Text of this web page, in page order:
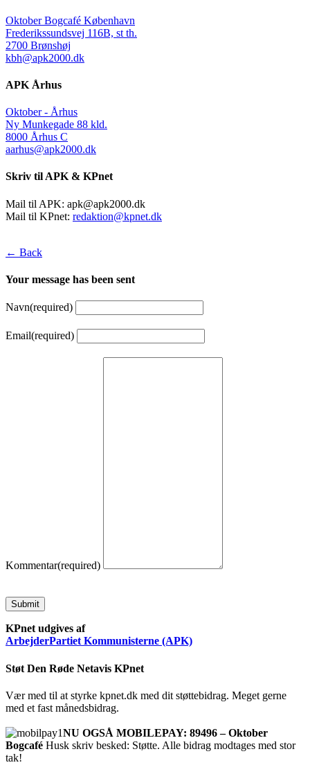
Oktober Bogcafé København
Frederikssundsvej 116B, st th.
2700 Brønshøj
kbh@apk2000.dk
APK Århus
Oktober - Århus
Ny Munkegade 88 kld.
8000 Århus C
aarhus@apk2000.dk
Skriv til APK & KPnet
Mail til APK: apk@apk2000.dk
Mail til KPnet: redaktion@kpnet.dk
← Back
Your message has been sent
Navn(required)
Email(required)
Kommentar(required)
Submit
KPnet udgives af
ArbejderPartiet Kommunisterne (APK)
Støt Den Røde Netavis KPnet
Vær med til at styrke kpnet.dk med dit støttebidrag. Meget gerne
med et fast månedsbidrag.
NU OGSÅ MOBILEPAY: 89496 – Oktober
Bogcafé Husk skriv besked: Støtte. Alle bidrag modtages med stor
tak!